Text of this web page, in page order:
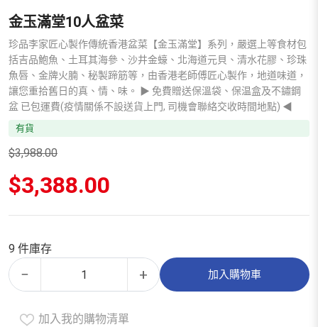
金玉滿堂10人盆菜
珍品李家匠心製作傳統香港盆菜【金玉滿堂】系列，嚴選上等食材包
括吉品鮑魚、土耳其海參、沙井金蠔、北海道元貝、清水花膠、珍珠
魚唇、金牌火腩、秘製蹄筋等，由香港老師傅匠心製作，地道味道，
讓您重拾舊日的真、情、味。 ▶ 免費贈送保溫袋、保温盒及不鏽鋼
盆 已包運費(疫情關係不設送貨上門, 司機會聯絡交收時間地點) ◀
有貨
$3,988.00
原
始
$3,388.00
格：
$3,388.00。
9 件庫存
−
金
玉
+ 加入購物車
Alternative:
加入我的購物清單